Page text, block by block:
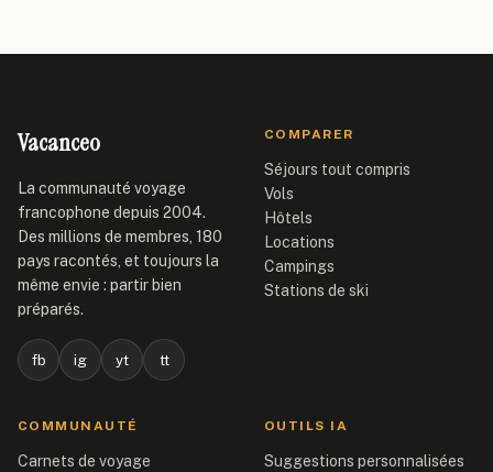
Vacanceo
La communauté voyage
francophone depuis 2004.
Des millions de membres, 180
pays racontés, et toujours la
même envie : partir bien
préparés.
fb ig yt tt
COMPARER
Séjours tout compris
Vols
Hôtels
Locations
Campings
Stations de ski
COMMUNAUTÉ
Carnets de voyage
OUTILS IA
Suggestions personnalisées